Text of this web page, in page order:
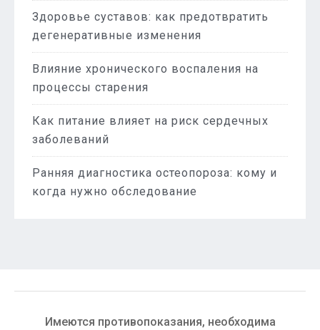
Здоровье суставов: как предотвратить
дегенеративные изменения
Влияние хронического воспаления на
процессы старения
Как питание влияет на риск сердечных
заболеваний
Ранняя диагностика остеопороза: кому и
когда нужно обследование
Имеются противопоказания, необходима